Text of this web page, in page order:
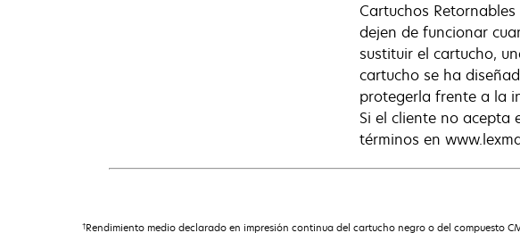
Cartuchos
dejen de funcionar
sustituir el cartucho,
cartucho se ha
protegerla frente a la
Si el cliente no acepta
términos en
†Rendimiento medio declarado en impresión continua del cartucho negro o del compuesto